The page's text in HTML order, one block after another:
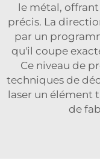
le métal,
précis. La
par un
qu'il coupe
Ce niveau de
techniques de
laser un élément
de